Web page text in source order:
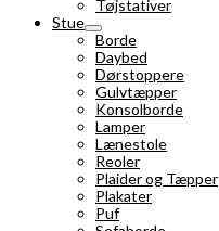
Tøjstativer
Stue
Borde
Daybed
Dørstoppere
Gulvtæpper
Konsolborde
Lamper
Lænestole
Reoler
Plaider og Tæpper
Plakater
Puf